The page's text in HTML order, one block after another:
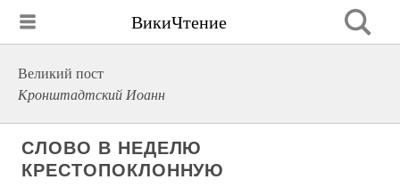
ВикиЧтение
Великий пост
Кронштадтский Иоанн
СЛОВО В НЕДЕЛЮ
КРЕСТОПОКЛОННУЮ